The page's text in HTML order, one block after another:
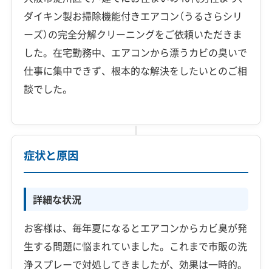
ダイキン製お掃除機能付きエアコン（うるさらシリ
ーズ）の完全分解クリーニングをご依頼いただきま
した。在宅勤務中、エアコンから漂うカビの臭いで
仕事に集中できず、根本的な解決をしたいとのご相
談でした。
症状と原因
詳細な状況
お客様は、毎年夏になるとエアコンからカビ臭が発
生する問題に悩まれていました。これまで市販の洗
浄スプレーで対処してきましたが、効果は一時的。